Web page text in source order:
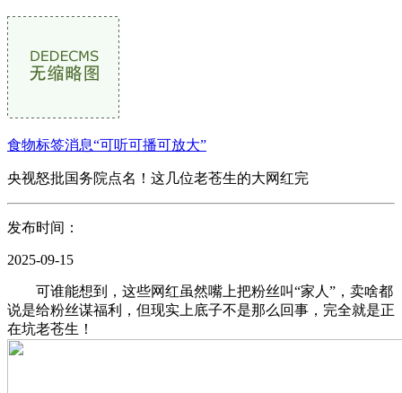
食物标签消息“可听可播可放大”
央视怒批国务院点名！这几位老苍生的大网红完
发布时间：
2025-09-15
可谁能想到，这些网红虽然嘴上把粉丝叫“家人”，卖啥都
说是给粉丝谋福利，但现实上底子不是那么回事，完全就是正
在坑老苍生！